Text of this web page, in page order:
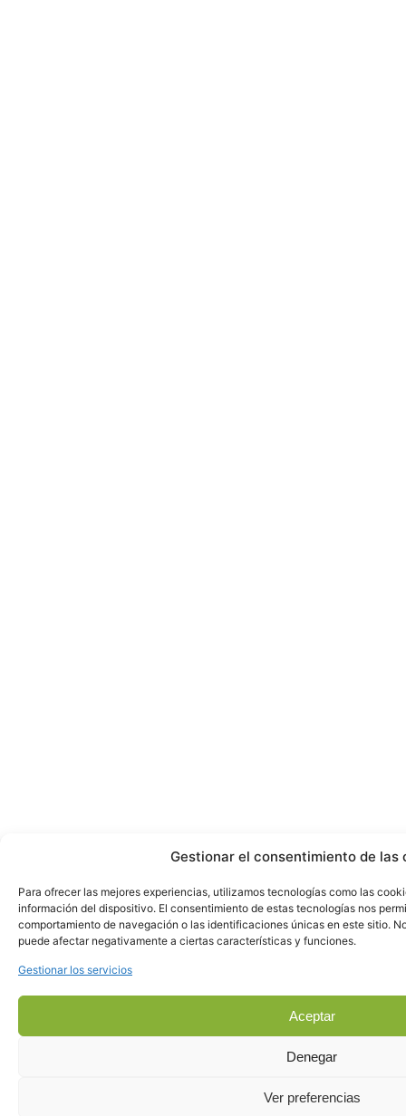
Gestionar el consentimiento de las
Para ofrecer las mejores experiencias, utilizamos tecnologías como las
información del dispositivo. El consentimiento de estas tecnologías nos
comportamiento de navegación o las identificaciones únicas en este sitio.
puede afectar negativamente a ciertas características y funciones.
Gestionar los servicios
Aceptar
Denegar
Ver preferencias